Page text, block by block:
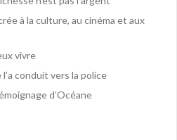
à la culture, au cinéma et aux
vivre
conduit vers la police
d’Océane